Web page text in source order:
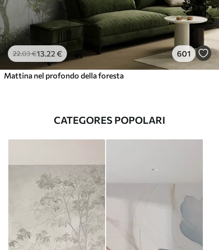
22.03€13 .22 € 601
Mattina nel profondo della foresta
CATEGORES POPOLARI